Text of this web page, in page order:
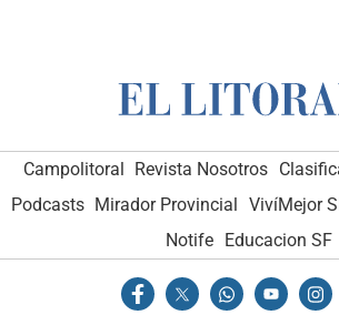
Campolitoral Revista Nosotros
Podcasts Mirador Provincial VivíMejor
Notife Educacion SF